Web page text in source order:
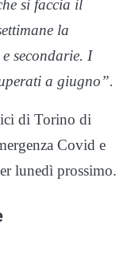
si faccia il
la
secondarie. I
a giugno”.
di Torino di
Covid e
lunedì prossimo.